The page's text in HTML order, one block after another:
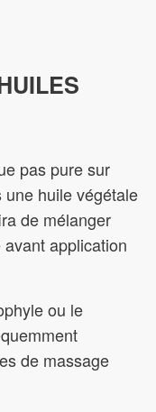
pas pure sur
huile végétale
de mélanger
application
ou le
de massage